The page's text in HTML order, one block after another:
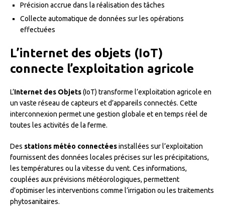
Précision accrue dans la réalisation des tâches
Collecte automatique de données sur les opérations
effectuées
L’internet des objets (IoT)
connecte l’exploitation agricole
L’Internet des Objets(IoT) transforme l’exploitation agricole en
un vaste réseau de capteurs et d’appareils connectés. Cette
interconnexion permet une gestion globale et en temps réel de
toutes les activités de la ferme.
Des stations météo connectéesinstallées sur l’exploitation
fournissent des données locales précises sur les précipitations,
les températures ou la vitesse du vent. Ces informations,
couplées aux prévisions météorologiques, permettent
d’optimiser les interventions comme l’irrigation ou les traitements
phytosanitaires.